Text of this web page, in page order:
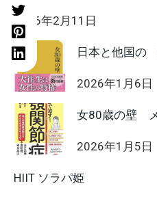
2026年2月11日
日本と他国の
2026年1月6日
女80歳の壁
2026年1月5日
HIIT ソラパ姫